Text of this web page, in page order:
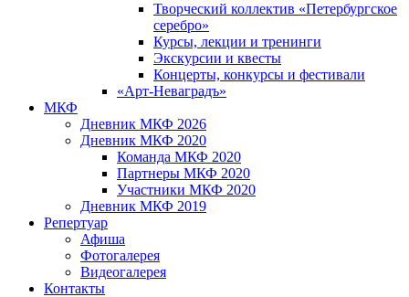
Творческий коллектив «Петербургское
серебро»
Курсы, лекции и тренинги
Экскурсии и квесты
Концерты, конкурсы и фестивали
«Арт-Неваградъ»
МКФ
Дневник МКФ 2026
Дневник МКФ 2020
Команда МКФ 2020
Партнеры МКФ 2020
Участники МКФ 2020
Дневник МКФ 2019
Репертуар
Афиша
Фотогалерея
Видеогалерея
Контакты